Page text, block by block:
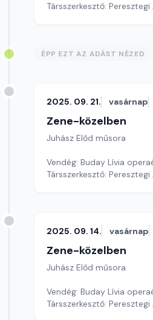
Társszerkesztő: Peresztegi
ÉPP EZT AZ ADÁST NÉZED
2025. 09. 21. vasárnap
Zene-közelben
Juhász Előd műsora
Vendég: Buday Lívia
Társszerkesztő: Peresztegi
2025. 09. 14. vasárnap
Zene-közelben
Juhász Előd műsora
Vendég: Buday Lívia
Társszerkesztő: Peresztegi